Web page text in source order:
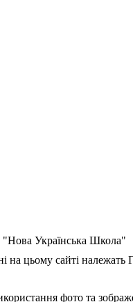
"Нова Українська Школа"
цьому сайті належать
фото та